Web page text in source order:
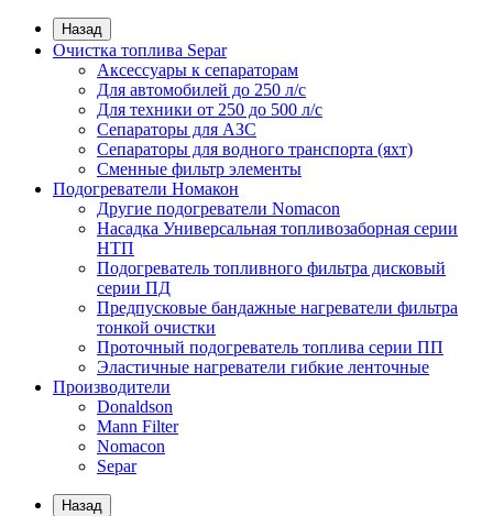
Назад
Очистка топлива Separ
Аксессуары к сепараторам
Для автомобилей до 250 л/с
Для техники от 250 до 500 л/с
Сепараторы для АЗС
Сепараторы для водного транспорта (яхт)
Сменные фильтр элементы
Подогреватели Номакон
Другие подогреватели Nomacon
Насадка Универсальная топливозаборная серии
НТП
Подогреватель топливного фильтра дисковый
серии ПД
Предпусковые бандажные нагреватели фильтра
тонкой очистки
Проточный подогреватель топлива серии ПП
Эластичные нагреватели гибкие ленточные
Производители
Donaldson
Mann Filter
Nomacon
Separ
Назад